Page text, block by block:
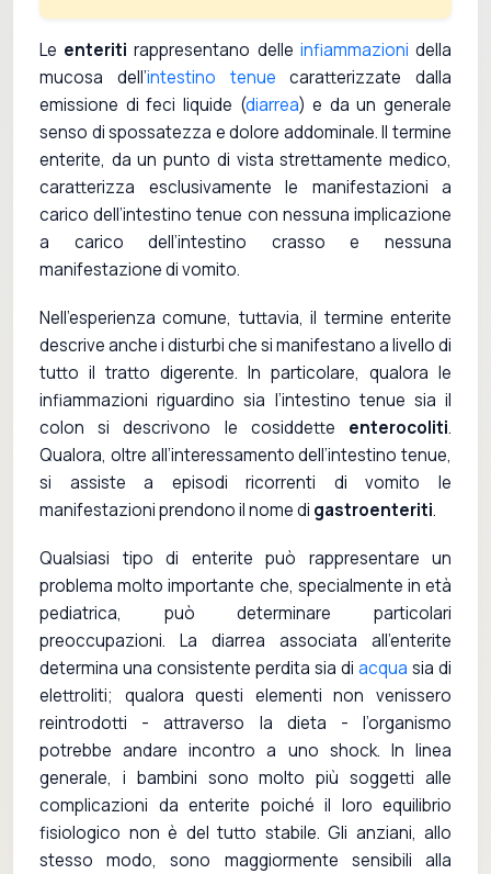
Le enteriti rappresentano delle infiammazioni della
mucosa dell’intestino tenue caratterizzate dalla
emissione di feci liquide (diarrea) e da un generale
senso di spossatezza e dolore addominale. Il termine
enterite, da un punto di vista strettamente medico,
caratterizza esclusivamente le manifestazioni a
carico dell’intestino tenue con nessuna implicazione
a carico dell’intestino crasso e nessuna
manifestazione di vomito.
Nell’esperienza comune, tuttavia, il termine enterite
descrive anche i disturbi che si manifestano a livello di
tutto il tratto digerente. In particolare, qualora le
infiammazioni riguardino sia l’intestino tenue sia il
colon si descrivono le cosiddette enterocoliti.
Qualora, oltre all’interessamento dell’intestino tenue,
si assiste a episodi ricorrenti di vomito le
manifestazioni prendono il nome di gastroenteriti.
Qualsiasi tipo di enterite può rappresentare un
problema molto importante che, specialmente in età
pediatrica, può determinare particolari
preoccupazioni. La diarrea associata all’enterite
determina una consistente perdita sia di acqua sia di
elettroliti; qualora questi elementi non venissero
reintrodotti - attraverso la dieta - l’organismo
potrebbe andare incontro a uno shock. In linea
generale, i bambini sono molto più soggetti alle
complicazioni da enterite poiché il loro equilibrio
fisiologico non è del tutto stabile. Gli anziani, allo
stesso modo, sono maggiormente sensibili alla